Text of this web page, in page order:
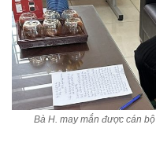
Bà H. may mắn được cán